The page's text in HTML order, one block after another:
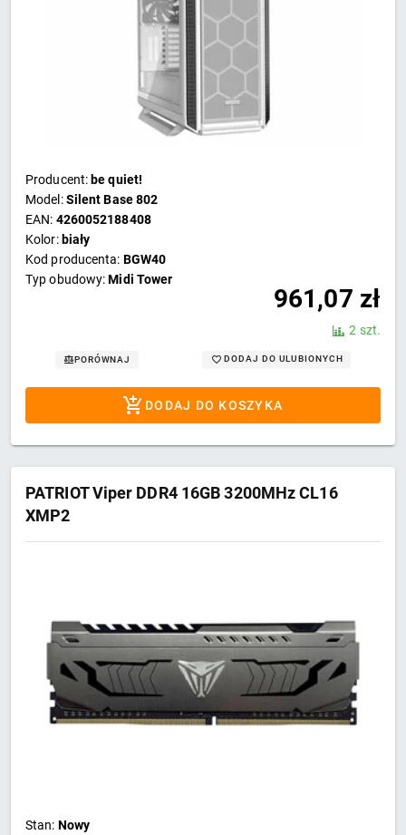
Producent:be quiet!
Model:Silent Base 802
EAN: 4260052188408
Kolor:biały
Kod producenta: BGW40
Typ obudowy:Midi Tower
961,07 zł
2 szt.
PORÓWNAJ DODAJ DO ULUBIONYCH
DODAJ DO KOSZYKA
PATRIOT Viper DDR4 16GB 3200MHz CL16
XMP2
Stan: Nowy